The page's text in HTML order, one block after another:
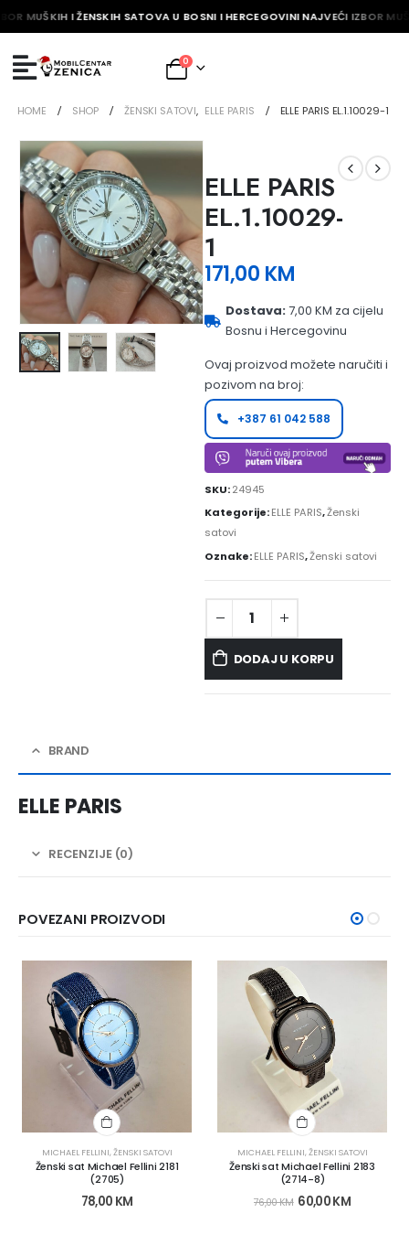
MUŠKIH I ŽENSKIH SATOVA U BOSNI I HERCEGOVINI NAJVEĆI IZBOR
0
HOME SHOP ŽENSKI SATOVI, ELLE PARIS ELLE PARIS EL.1.10029-1
ELLE PARIS
EL.1.10029-
1
171,00 KM
Dostava:7,00 KM za cijelu
Bosnu i Hercegovinu
Ovaj proizvod možete naručiti i
pozivom na broj:
+387 61 042 588
SKU:24945
Kategorije:ELLE PARIS,Ženski
satovi
Oznake:ELLE PARIS,Ženski satovi
DODAJ U KORPU
BRAND
ELLE PARIS
RECENZIJE (0)
POVEZANI PROIZVODI
MICHAEL FELLINI,ŽENSKI SATOVI
Ženski sat Michael Fellini 2181
(2705)
78,00 KM
MICHAEL FELLINI,ŽENSKI SATOVI
Ženski sat Michael Fellini 2183
(2714-8)
76,00KM 60,00KM